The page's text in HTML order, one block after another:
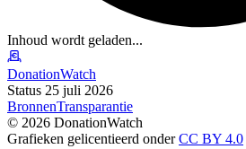
Inhoud wordt geladen...
DonationWatch
Status 25 juli 2026
BronnenTransparantie
© 2026 DonationWatch
Grafieken gelicentieerd onderCC BY 4.0